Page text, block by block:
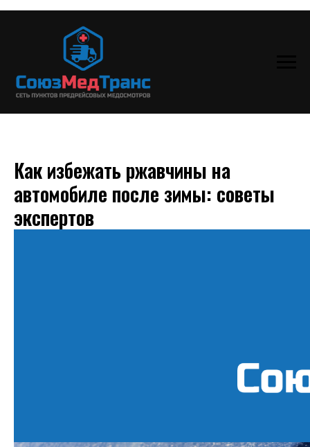
Как избежать ржавчины на
автомобиле после зимы: советы
экспертов